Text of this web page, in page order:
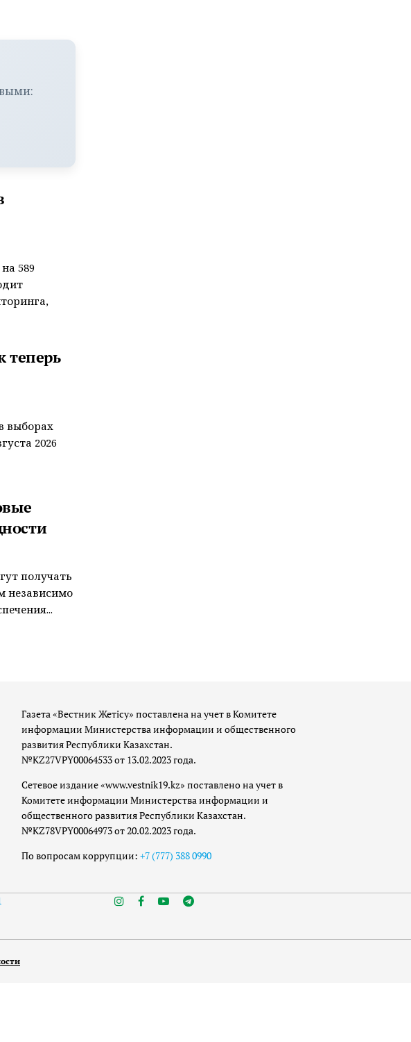
589
теперь
выборах
2026
получать
независимо
Газета «Вестник Жетісу» поставлена на учет в Комитете
информации Министерства информации и общественного
развития Республики Казахстан.
№KZ27VPY00064533 от 13.02.2023 года.
Сетевое издание «www.vestnik19.kz» поставлено на учет в
Комитете информации Министерства информации и
общественного развития Республики Казахстан.
№KZ78VPY00064973 от 20.02.2023 года.
По вопросам коррупции: +7 (777) 388 0990